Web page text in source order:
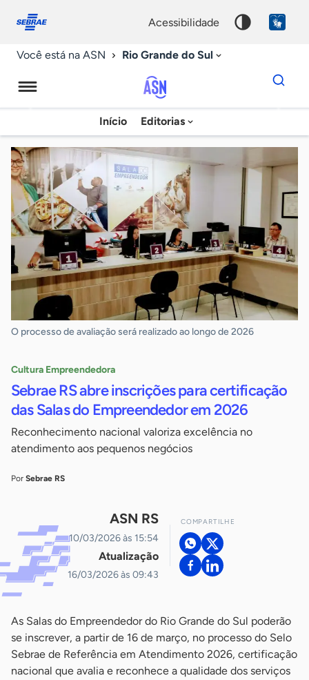
conosco
acessibilidade
Você está na ASN Rio Grande do Sul
Agência
Sebrae
de
Notícias
Início Editorias
Dados
para
chave
O processo de avaliação será realizado ao longo de 2026
Cultura Empreendedora
Sebrae RS abre inscrições para certificação
das Salas do Empreendedor em 2026
Reconhecimento nacional valoriza excelência no
atendimento aos pequenos negócios
Por Sebrae RS
ASN RS
10/03/2026 às 15:54
Atualização
16/03/2026 às 09:43
COMPARTILHE
As Salas do Empreendedor do Rio Grande do Sul poderão
se inscrever, a partir de 16 de março, no processo do Selo
Sebrae de Referência em Atendimento 2026, certificação
nacional que avalia e reconhece a qualidade dos serviços